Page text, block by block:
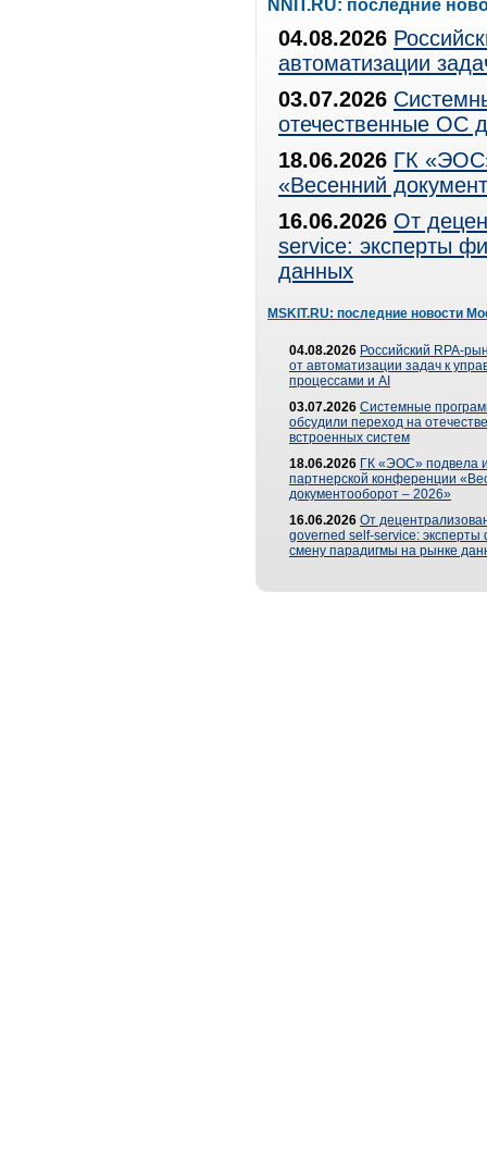
NNIT.RU: последние
04.08.2026
автоматизации
03.07.2026
отечественные ОС
18.06.2026 ГК
«Весенний
16.06.2026 От
service: эксперты
данных
MSKIT.RU: последние новости
04.08.2026 Российский RPA-
от автоматизации задач к
процессами и AI
03.07.2026 Системные
обсудили переход на
встроенных систем
18.06.2026 ГК «ЭОС» подвела
партнерской конференции
документооборот – 2026»
16.06.2026 От
governed self-service: эксперты
смену парадигмы на рынке